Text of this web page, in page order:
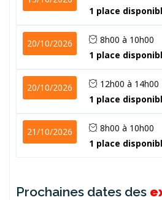
1 place
20/10/2026
8h00 à 10h00
1 place
20/10/2026
12h00 à 14h00
1 place
21/10/2026
8h00 à 10h00
1 place
Prochaines dates des